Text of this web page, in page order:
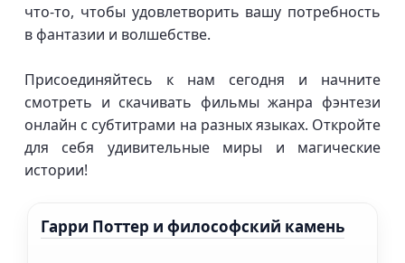
что-то, чтобы удовлетворить вашу потребность
в фантазии и волшебстве.
Присоединяйтесь к нам сегодня и начните
смотреть и скачивать фильмы жанра фэнтези
онлайн с субтитрами на разных языках. Откройте
для себя удивительные миры и магические
истории!
Гарри Поттер и философский камень